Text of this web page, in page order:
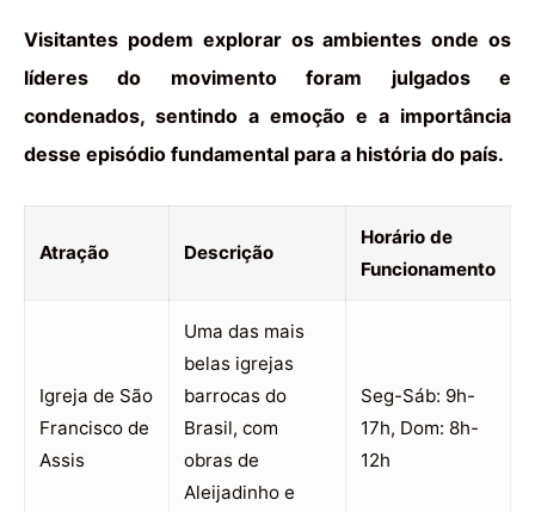
Visitantes podem explorar os ambientes onde os
líderes do movimento foram julgados e
condenados, sentindo a emoção e a importância
desse episódio fundamental para a história do país.
Atração Descrição
Horário de
Funcionamento
Igreja de São
Francisco de
Assis
Uma das mais
belas igrejas
barrocas do
Brasil, com
obras de
Aleijadinho e
Seg-Sáb: 9h-
17h, Dom: 8h-
12h